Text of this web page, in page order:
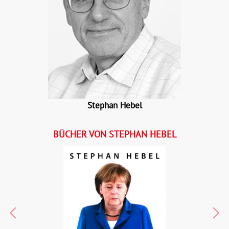
Stephan Hebel
BÜCHER VON STEPHAN HEBEL